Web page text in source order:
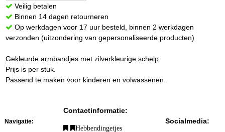
Veilig betalen
Binnen 14 dagen retourneren
Op werkdagen voor 17 uur besteld, binnen 2 werkdagen
verzonden (uitzondering van gepersonaliseerde producten)
Gekleurde armbandjes met zilverkleurige schelp.
Prijs is per stuk.
Passend te maken voor kinderen en volwassenen.
Navigatie:
Contactinformatie:
Hebbendingetjes
Socialmedia: